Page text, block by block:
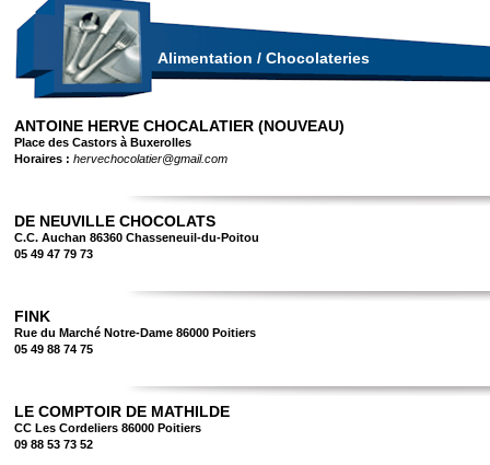
Alimentation / Chocolateries
ANTOINE HERVE CHOCALATIER (NOUVEAU)
Place des Castors à Buxerolles
Horaires : hervechocolatier@gmail.com
DE NEUVILLE CHOCOLATS
C.C. Auchan 86360 Chasseneuil-du-Poitou
05 49 47 79 73
FINK
Rue du Marché Notre-Dame 86000 Poitiers
05 49 88 74 75
LE COMPTOIR DE MATHILDE
CC Les Cordeliers 86000 Poitiers
09 88 53 73 52